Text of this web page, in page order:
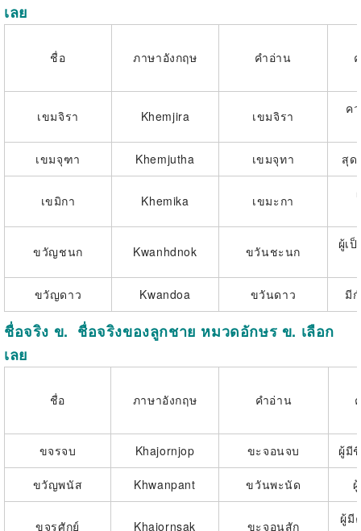
เลย
ชื่อ ภาษาอังกฤษ คำอ่าน
เขมจิรา Khemjira เขมจิรา ค
เขมจุฑา Khemjutha เขมจุทา สุด
เขมิกา Khemika เขมะกา
ขวัญชนก Kwanhdnok ขวันชะนก ผู้เ
ขวัญดาว Kwandoa ขวันดาว มี
​ชื่อจริง ข. ชื่อจริงของลูกชาย หมวดอักษร ข. เลือก
เลย
ชื่อ ภาษาอังกฤษ คำอ่าน
ขจรจบ Khajornjop ขะจอนจบ ผู้มี
ขวัญพนัส Khwanpant ขวันพะนัด
ขจรศักย์ Khajornsak ขะจอนสัก ผู้มี